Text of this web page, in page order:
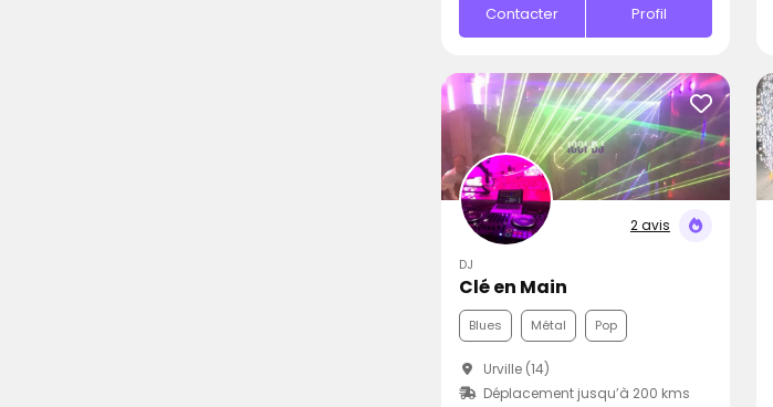
Contacter Profil
2 avis
DJ
Clé en Main
Blues Métal Pop
Urville (14)
Déplacement jusqu’à 200 kms